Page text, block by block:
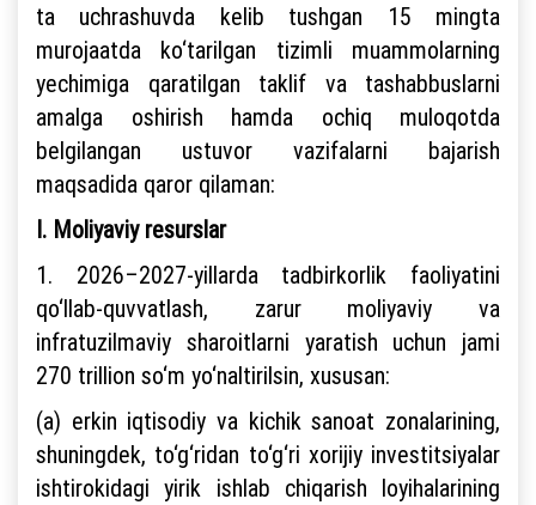
ta uchrashuvda kelib tushgan 15 mingta
murojaatda ko‘tarilgan tizimli muammolarning
yechimiga qaratilgan taklif va tashabbuslarni
amalga oshirish hamda ochiq muloqotda
belgilangan ustuvor vazifalarni bajarish
maqsadida qaror qilaman:
I. Moliyaviy resurslar
1. 2026–2027-yillarda tadbirkorlik faoliyatini
qo‘llab-quvvatlash, zarur moliyaviy va
infratuzilmaviy sharoitlarni yaratish uchun jami
270 trillion so‘m yo‘naltirilsin, xususan:
(a) erkin iqtisodiy va kichik sanoat zonalarining,
shuningdek, to‘g‘ridan to‘g‘ri xorijiy investitsiyalar
ishtirokidagi yirik ishlab chiqarish loyihalarining